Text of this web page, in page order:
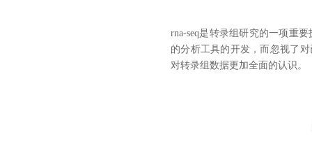
rna-seq是转录组研究的一项重
的分析工具的开发，而忽视了
对转录组数据更加全面的认识。